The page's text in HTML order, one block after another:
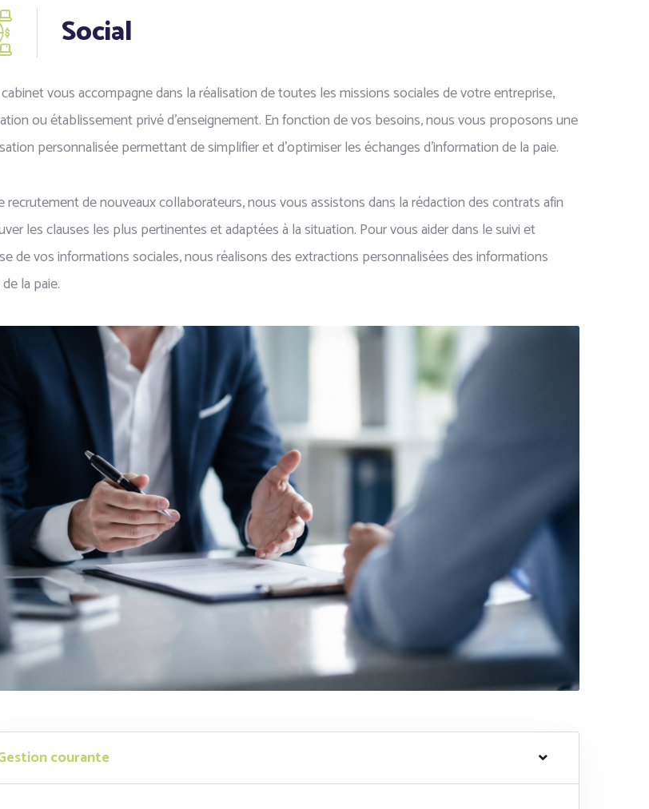
Social
vous accompagne dans la réalisation de toutes les missions sociales de votre entreprise,
ou établissement privé d’enseignement. En fonction de vos besoins, nous vous proposons une
personnalisée permettant de simplifier et d’optimiser les échanges d’information de la paie.
recrutement de nouveaux collaborateurs, nous vous assistons dans la rédaction des contrats afin
les clauses les plus pertinentes et adaptées à la situation. Pour vous aider dans le suivi et
de vos informations sociales, nous réalisons des extractions personnalisées des informations
la paie.
courante